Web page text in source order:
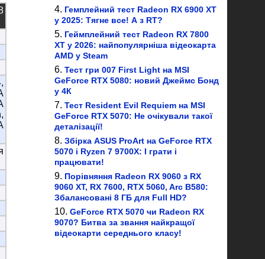
Гемплейний тест Radeon RX 6900 XT
у 2025: Тягне все! А з RT?
Геймплейний тест Radeon RX 7800
XT у 2026: найпопулярніша відеокарта
AMD у Steam
Тест гри 007 First Light на MSI
GeForce RTX 5080: новий Джеймс Бонд
у 4К
Тест Resident Evil Requiem на MSI
GeForce RTX 5070: Не очікували такої
деталізації!
Збірка ASUS ProArt на GeForce RTX
5070 і Ryzen 7 9700X: І грати і
працювати!
Порівняння Radeon RX 9060 з RX
9060 XT, RX 7600, RTX 5060, Arc B580:
Збалансовані 8 ГБ для Full HD?
GeForce RTX 5070 чи Radeon RX
9070? Битва за звання найкращої
відеокарти середнього класу!